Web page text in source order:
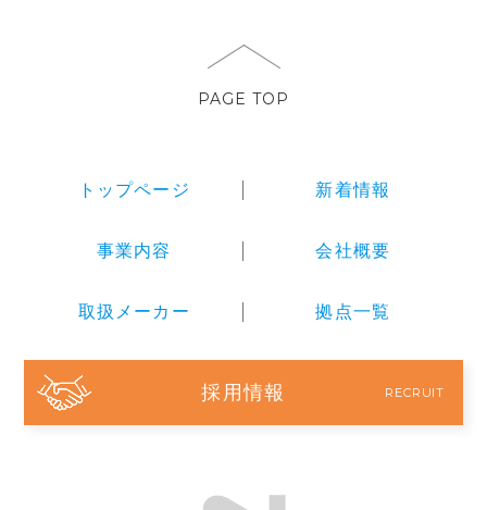
PAGE TOP
トップページ 新着情報
事業内容 会社概要
取扱メーカー 拠点一覧
採用情報 RECRUIT